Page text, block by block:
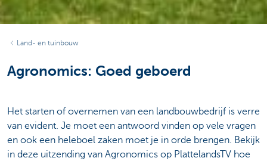
Land- en tuinbouw
Agronomics: Goed geboerd
Het starten of overnemen van een landbouwbedrijf is verre
van evident. Je moet een antwoord vinden op vele vragen
en ook een heleboel zaken moet je in orde brengen. Bekijk
in deze uitzending van Agronomics op PlattelandsTV hoe